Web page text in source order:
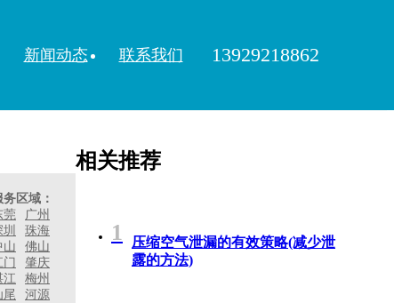
新闻动态 联系我们 13929218862
相关推荐
1
压缩空气泄漏的有效策略(减少泄
露的方法)
务区域：
莞
广州
珠海
山
佛山
门
肇庆
江
梅州
尾
河源